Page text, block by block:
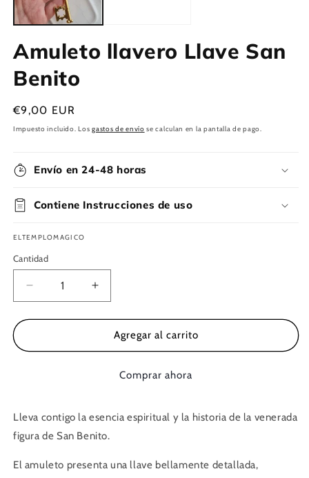
Amuleto llavero Llave San
Benito
Precio
habitual
€9,00 EUR
Impuesto incluido. Losgastos de envío se calculan en la pantalla de pago.
Envío en 24-48 horas
Contiene Instrucciones de uso
ELTEMPLOMAGICO
Cantidad
Reducir
cantidad
para
llavero
Aumentar
cantidad
para
Amuleto
llavero
Agregar al carrito
Comprar ahora
Lleva contigo la esencia espiritual y la historia de la venerada
figura de San Benito.
El amuleto presenta una llave bellamente detallada,